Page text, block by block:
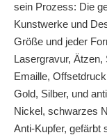
sein Prozess: Die
Kunstwerke und
Größe und jeder
Lasergravur,
Emaille,
Gold, Silber, und
Nickel, schwarzes
Anti-Kupfer, gefärbt